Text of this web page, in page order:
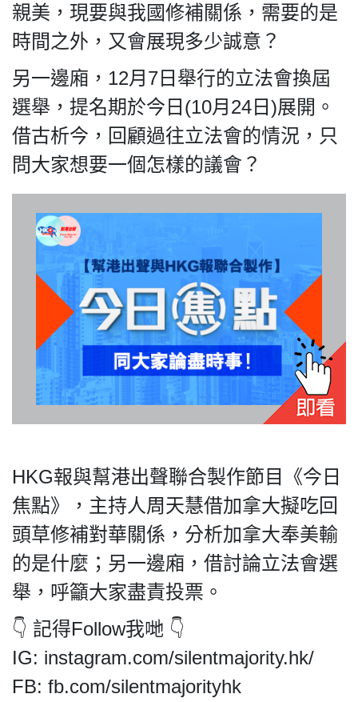
我們的立場
聯絡我們
私
政
策
及
免
責
聲
明
2018
Majority
For
親美，現要與我國修補關係，需要的是
時間之外，又會展現多少誠意？
另一邊廂，12月7日舉行的立法會換屆
選舉，提名期於今日(10月24日)展開。
借古析今，回顧過往立法會的情況，只
問大家想要一個怎樣的議會？
HKG報與幫港出聲聯合製作節目《今日
焦點》，主持人周天慧借加拿大擬吃回
頭草修補對華關係，分析加拿大奉美輸
的是什麼；另一邊廂，借討論立法會選
舉，呼籲大家盡責投票。
👇 記得Follow我哋 👇
IG: instagram.com/silentmajority.hk/
FB: fb.com/silentmajorityhk